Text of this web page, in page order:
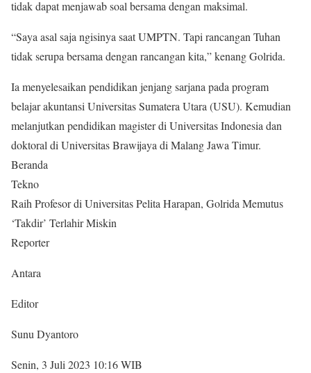
tidak dapat menjawab soal bersama dengan maksimal.
“Saya asal saja ngisinya saat UMPTN. Tapi rancangan Tuhan
tidak serupa bersama dengan rancangan kita,” kenang Golrida.
Ia menyelesaikan pendidikan jenjang sarjana pada program
belajar akuntansi Universitas Sumatera Utara (USU). Kemudian
melanjutkan pendidikan magister di Universitas Indonesia dan
doktoral di Universitas Brawijaya di Malang Jawa Timur.
Beranda
Tekno
Raih Profesor di Universitas Pelita Harapan, Golrida Memutus
‘Takdir’ Terlahir Miskin
Reporter
Antara
Editor
Sunu Dyantoro
Senin, 3 Juli 2023 10:16 WIB